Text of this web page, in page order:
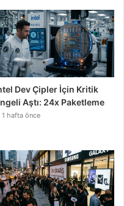
Dev Çipler İçin Kritik
Aştı: 24x Paketleme
1 hafta önce